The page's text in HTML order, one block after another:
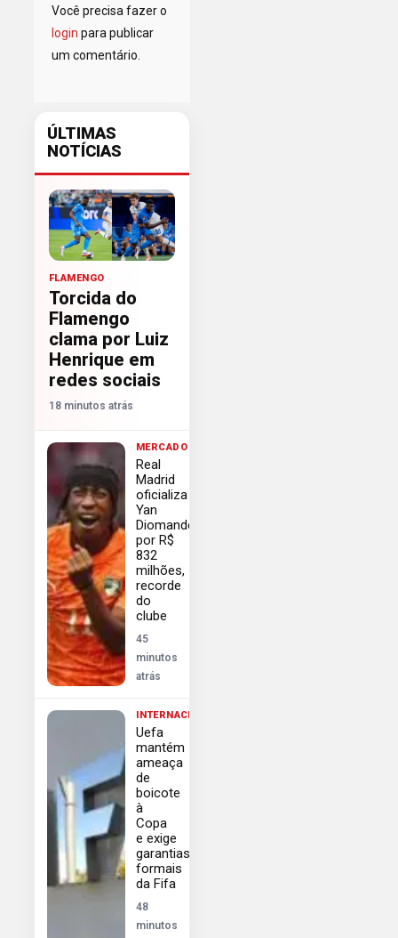
Você precisa fazer o
login para publicar
um comentário.
ÚLTIMAS
NOTÍCIAS
FLAMENGO
Torcida do
Flamengo
clama por Luiz
Henrique em
redes sociais
18 minutos atrás
MERCADO
Real
Madrid
oficializa
Yan
Diomande
por R$
832
milhões,
recorde
do
clube
45
minutos
atrás
INTERNACIONAL
Uefa
mantém
ameaça
de
boicote
à
Copa
e exige
garantias
formais
da Fifa
48
minutos